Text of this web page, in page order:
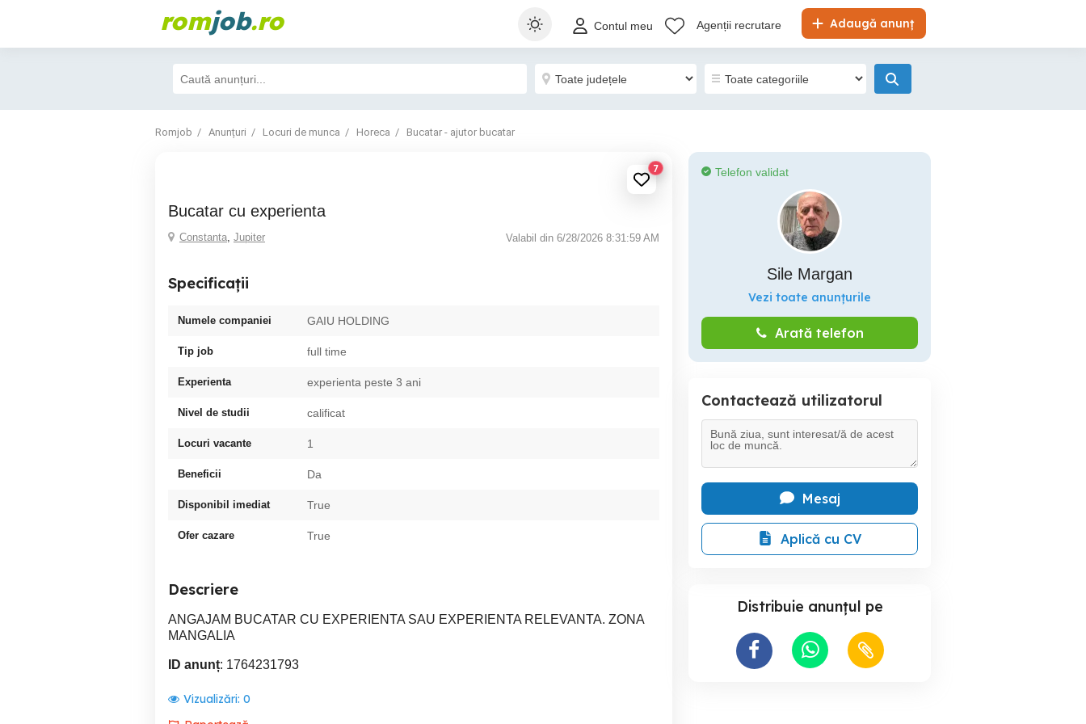
romjob.ro Adaugă anunț
Contul meu Agenții recrutare
Romjob Anunțuri Locuri de munca Horeca Bucatar - ajutor bucatar
7
Bucatar cu experienta
Constanta, Jupiter Valabil din 6/28/2026 8:31:59 AM
Specificații
Numele companiei GAIU HOLDING
Tip job full time
Experienta experienta peste 3 ani
Nivel de studii calificat
Locuri vacante 1
Beneficii Da
Disponibil imediat True
Ofer cazare True
Descriere
ANGAJAM BUCATAR CU EXPERIENTA SAU EXPERIENTA RELEVANTA. ZONA
MANGALIA
ID anunț: 1764231793
Vizualizări: 0
Telefon validat
Sile Margan
Vezi toate anunțurile
Arată telefon
Contactează utilizatorul
Mesaj
Aplică cu CV
Distribuie anunțul pe